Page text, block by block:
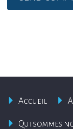
Accueil
Qui sommes